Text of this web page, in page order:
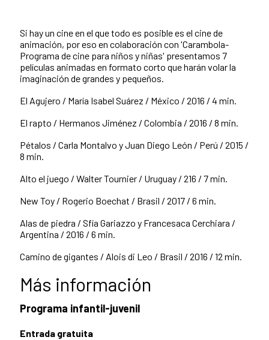
Si hay un cine en el que todo es posible es el cine de
animación, por eso en colaboración con 'Carambola-
Programa de cine para niños y niñas' presentamos 7
películas animadas en formato corto que harán volar la
imaginación de grandes y pequeños.
El Agujero / María Isabel Suárez / México / 2016 / 4 min.
El rapto / Hermanos Jiménez / Colombia / 2016 / 8 min.
Pétalos / Carla Montalvo y Juan Diego León / Perú / 2015 /
8 min.
Alto el juego / Walter Tournier / Uruguay / 216 / 7 min.
New Toy / Rogerio Boechat / Brasil / 2017 / 6 min.
Alas de piedra / Sfía Gariazzo y Francesaca Cerchiara /
Argentina / 2016 / 6 min.
Camino de gigantes / Alois di Leo / Brasil / 2016 / 12 min.
Más información
Programa infantil-juvenil
Entrada gratuita